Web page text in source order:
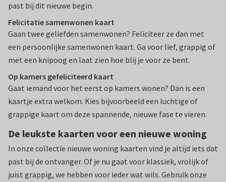
past bij dit nieuwe begin.
Felicitatie samenwonen kaart
Gaan twee geliefden samenwonen? Feliciteer ze dan met
een persoonlijke samenwonen kaart. Ga voor lief, grappig of
met een knipoog en laat zien hoe blij je voor ze bent.
Op kamers gefeliciteerd kaart
Gaat iemand voor het eerst op kamers wonen? Dan is een
kaartje extra welkom. Kies bijvoorbeeld een luchtige of
grappige kaart om deze spannende, nieuwe fase te vieren.
De leukste kaarten voor een nieuwe woning
In onze collectie nieuwe woning kaarten vind je altijd iets dat
past bij de ontvanger. Of je nu gaat voor klassiek, vrolijk of
juist grappig, we hebben voor ieder wat wils. Gebruik onze